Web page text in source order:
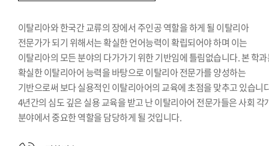
이탈리아와 한국간 교류의 장에서 주인공 역할을 하게 될 이탈리아
전문가가 되기 위해서는 확실한 언어능력이 확립되어야 하며 이는
이탈리아의 모든 분야의 다가가기 위한 기반임에 틀림없습니다. 본 학
확실한 이탈리아어 능력을 바탕으로 이탈리아 전문가를 양성하는
기반으로써 보다 실용적인 이탈리아어의 교육에 초점을 맞추고 있습니
4년간의 심도 깊은 실용 교육을 받고 난 이탈리아어 전문가들은 사회 각
분야에서 중요한 역할을 담당하게 될 것입니다.